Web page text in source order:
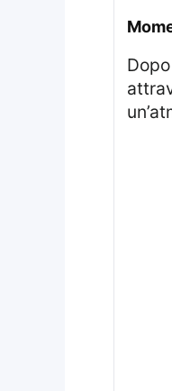
Dopo che Harry ha ripreso il suo posto, è stato fotografato mentre Meghan si avvicinava a lui, mostrando affetto